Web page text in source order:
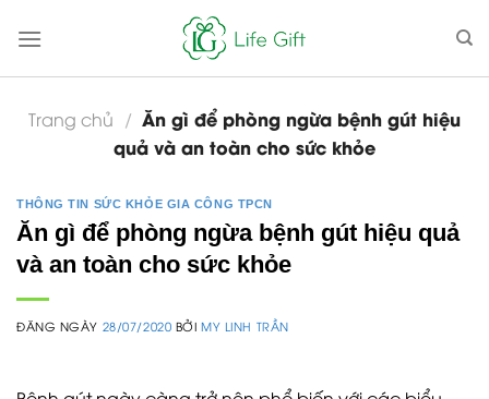
Trang chủ / Ăn gì để phòng ngừa bệnh gút hiệu
quả và an toàn cho sức khỏe
THÔNG TIN SỨC KHỎE GIA CÔNG TPCN
Ăn gì để phòng ngừa bệnh gút hiệu quả
và an toàn cho sức khỏe
ĐĂNG NGÀY 28/07/2020 BỞIMY LINH TRẦN